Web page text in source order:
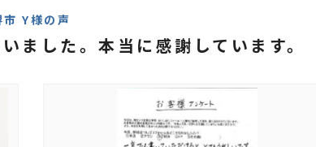
市 Y様の声
ました。本当に感謝しています。